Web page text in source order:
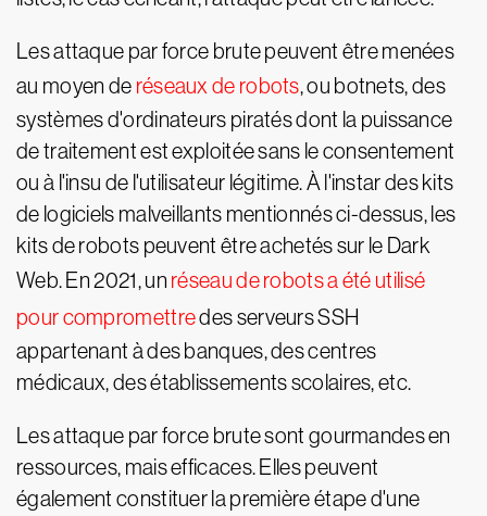
Les attaque par force brute peuvent être menées
au moyen de réseaux de robots, ou botnets, des
systèmes d'ordinateurs piratés dont la puissance
de traitement est exploitée sans le consentement
ou à l'insu de l'utilisateur légitime. À l'instar des kits
de logiciels malveillants mentionnés ci-dessus, les
kits de robots peuvent être achetés sur le Dark
Web. En 2021, un réseau de robots a été utilisé
pour compromettredes serveurs SSH
appartenant à des banques, des centres
médicaux, des établissements scolaires, etc.
Les attaque par force brute sont gourmandes en
ressources, mais efficaces. Elles peuvent
également constituer la première étape d'une